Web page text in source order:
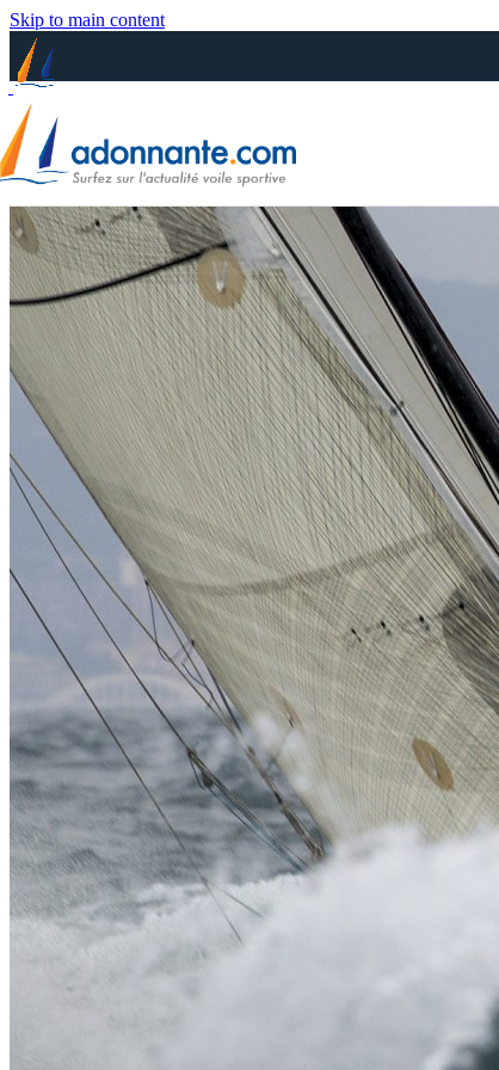
Skip to main content